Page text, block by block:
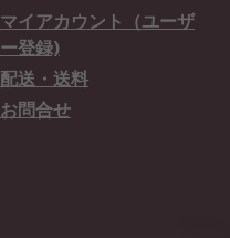
マイアカウント（ユーザ
ー登録)
配送・送料
お問合せ